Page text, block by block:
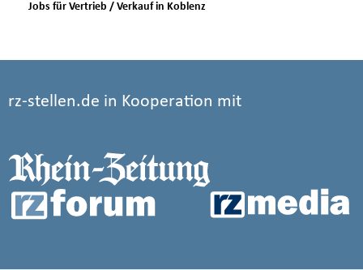
Jobs für Vertrieb / Verkauf in Koblenz
rz-stellen.de in Kooperation mit